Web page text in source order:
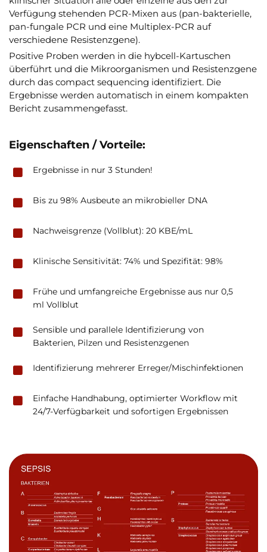
Verfügung stehenden PCR-Mixen aus (pan-bakterielle,
pan-fungale PCR und eine Multiplex-PCR auf
verschiedene Resistenzgene).
Positive Proben werden in die hybcell-Kartuschen
überführt und die Mikroorganismen und Resistenzgene
durch das compact sequencing identifiziert. Die
Ergebnisse werden automatisch in einem kompakten
Bericht zusammengefasst.
Eigenschaften / Vorteile:
Ergebnisse in nur 3 Stunden!
Bis zu 98% Ausbeute an mikrobieller DNA
Nachweisgrenze (Vollblut): 20 KBE/mL
Klinische Sensitivität: 74% und Spezifität: 98%
Frühe und umfangreiche Ergebnisse aus nur 0,5
ml Vollblut
Sensible und parallele Identifizierung von
Bakterien, Pilzen und Resistenzgenen
Identifizierung mehrerer Erreger/Mischinfektionen
Einfache Handhabung, optimierter Workflow mit
24/7-Verfügbarkeit und sofortigen Ergebnissen